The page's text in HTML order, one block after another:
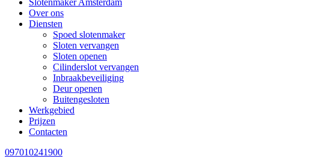
Slotenmaker Amsterdam
Over ons
Diensten
Spoed slotenmaker
Sloten vervangen
Sloten openen
Cilinderslot vervangen
Inbraakbeveiliging
Deur openen
Buitengesloten
Werkgebied
Prijzen
Contacten
097010241900